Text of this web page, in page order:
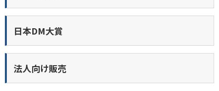
日本DM大賞
法人向け販売